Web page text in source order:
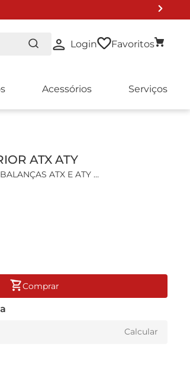
Login Favoritos
Acessórios Serviços
ATX ATY
ATX E ATY
modelo ATY224 e ATX224
densidade hidrostática.
Comprar
Calcular